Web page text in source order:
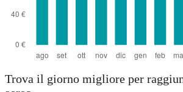
Trova il giorno migliore per